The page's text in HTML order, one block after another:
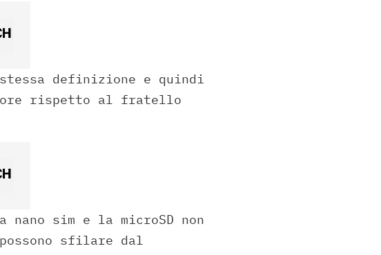
definizione e quindi
rispetto al fratello
sim e la microSD non
sfilare dal